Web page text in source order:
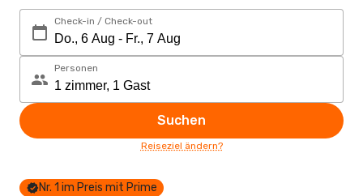
Check-in / Check-out
Personen
Suchen
Reiseziel ändern?
Nr. 1 im Preis mit Prime